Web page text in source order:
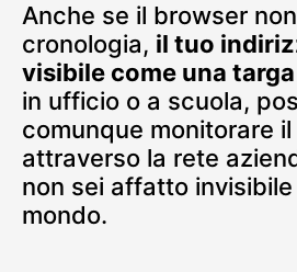
Anche se il browser
cronologia, il tuo
visibile come una
in ufficio o a scuola,
comunque monitorare
attraverso la rete
non sei affatto
mondo.